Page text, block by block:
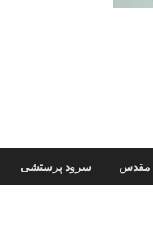
مقدس سرود پرستشی